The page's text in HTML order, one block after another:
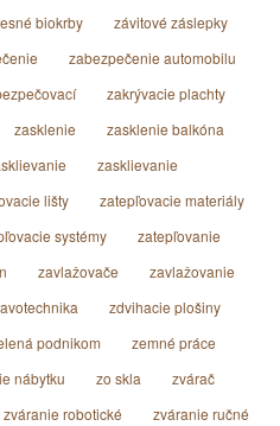
biokrby
závitové záslepky
zabezpečenie automobilu
zakrývacie plachty
zasklenie
zasklenie balkóna
zasklievanie
lišty
zatepľovacie materiály
systémy
zatepľovanie
zavlažovače
zavlažovanie
zdvihacie plošiny
podnikom
zemné práce
nábytku zo skla
zvárač
zváranie robotické
zváranie ručné